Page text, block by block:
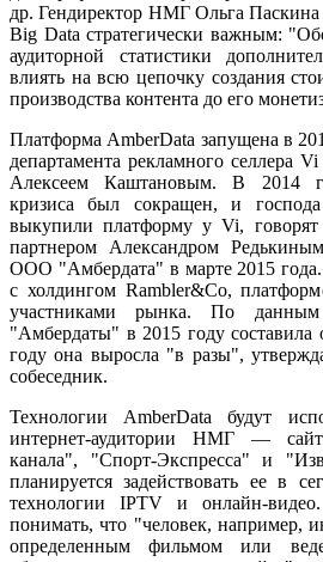
др. Гендиректор НМГ Ольга Паскина
Big Data стратегически важным:
аудиторной статистики
влиять на всю цепочку создания
производства контента до его
Платформа AmberData запущена в
департамента рекламного селлера
Алексеем Каштановым. В 2014
кризиса был сокращен, и
выкупили платформу у Vi,
партнером Александром
ООО "Амбердата" в марте 2015 года.
с холдингом Rambler&Co,
участниками рынка. По
"Амбердаты" в 2015 году
году она выросла "в разы",
собеседник.
Технологии AmberData будут
интернет-аудитории НМГ —
канала", "Спорт-Экспресса" и
планируется задействовать ее в
технологии IPTV и онлайн-видео.
понимать, что "человек, например,
определенным фильмом или